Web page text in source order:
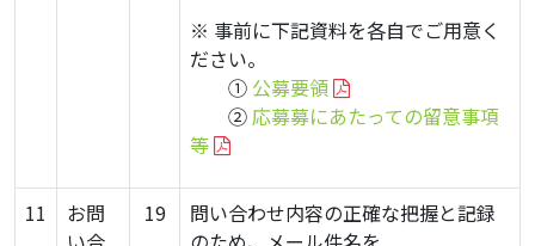
※ 事前に下記資料を各自でご用意く
ださい。
① 公募要領
②応募募にあたっての留意事項
等
11
お問
19
問い合わせ内容の正確な把握と記録